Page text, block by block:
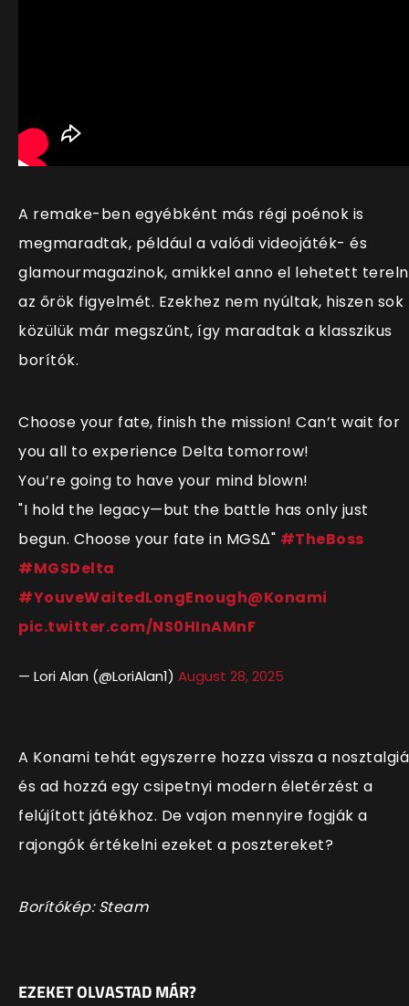
A remake-ben egyébként más régi poénok is
megmaradtak, például a valódi videojáték- és
glamourmagazinok, amikkel anno el lehetett
az őrök figyelmét. Ezekhez nem nyúltak, hiszen sok
közülük már megszűnt, így maradtak a klasszikus
borítók.
Choose your fate, finish the mission! Can’t wait for
you all to experience Delta tomorrow!
You’re going to have your mind blown!
"I hold the legacy—but the battle has only just
begun. Choose your fate in MGSΔ" #TheBoss
#MGSDelta
#YouveWaitedLongEnough@Konami
pic.twitter.com/NS0HInAMnF
— Lori Alan (@LoriAlan1) August 28, 2025
A Konami tehát egyszerre hozza vissza a
és ad hozzá egy csipetnyi modern életérzést a
felújított játékhoz. De vajon mennyire fogják a
rajongók értékelni ezeket a posztereket?
Borítókép: Steam
EZEKET OLVASTAD MÁR?